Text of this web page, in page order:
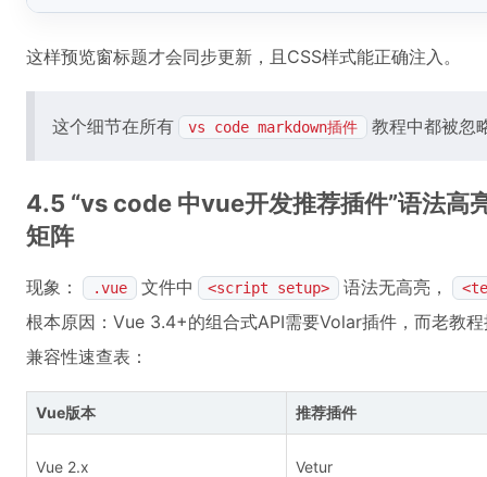
这样预览窗标题才会同步更新，且CSS样式能正确注入。
这个细节在所有 vs code markdown插件 教程中都被忽
4.5 “vs code 中vue开发推荐插件”语法高
矩阵
现象： .vue 文件中 <script setup> 语法无高亮，
根本原因：Vue 3.4+的组合式API需要Volar插件，而老教
兼容性速查表：
Vue版本 推荐插件
Vue 2.x Vetur